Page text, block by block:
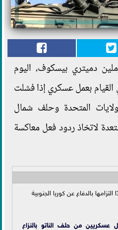
دميتري بيسكوف، اليوم
القيام بعمل عسكري إذا فشلت
المتحدة وحلف شمال
لاتخاذ ردود فعل معاكسة
بالدفاع عن كوريا الجنوبية
عسكريين من حلف الناتو بالنزاع